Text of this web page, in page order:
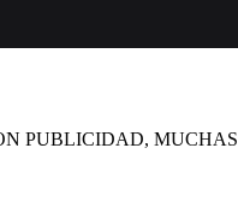
PUBLICIDAD, MUCHAS